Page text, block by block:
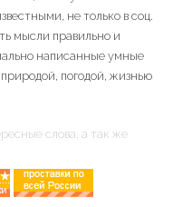
не только в соц.
мысли правильно и
написанные умные
погодой, жизнью
слова, а так же